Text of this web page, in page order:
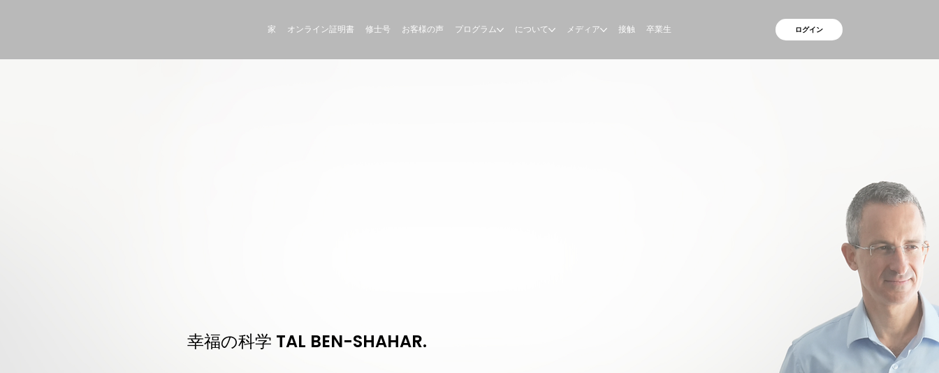
家 オンライン証明書 修士号 お客様の声 プログラム について メディア 接触 卒業生 ログイン
幸福の科学 TAL BEN-SHAHAR.